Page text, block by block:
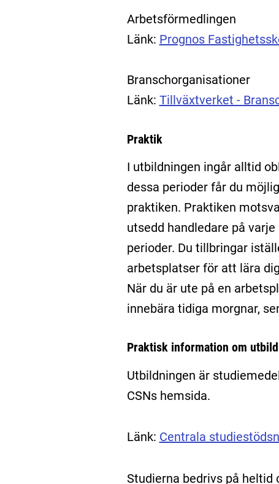
Arbetsförmedlingen
Länk: Prognos
Branschorganisationer
Länk: Tillväxtverket -
Praktik
I utbildningen ingår alltid
dessa perioder får du
praktiken. Praktiken
utsedd handledare på
perioder. Du tillbringar
arbetsplatser för att lära
När du är ute på en
innebära tidiga morgnar,
Praktisk information om
Utbildningen är
CSNs hemsida.
Länk: Centrala
Studierna bedrivs på